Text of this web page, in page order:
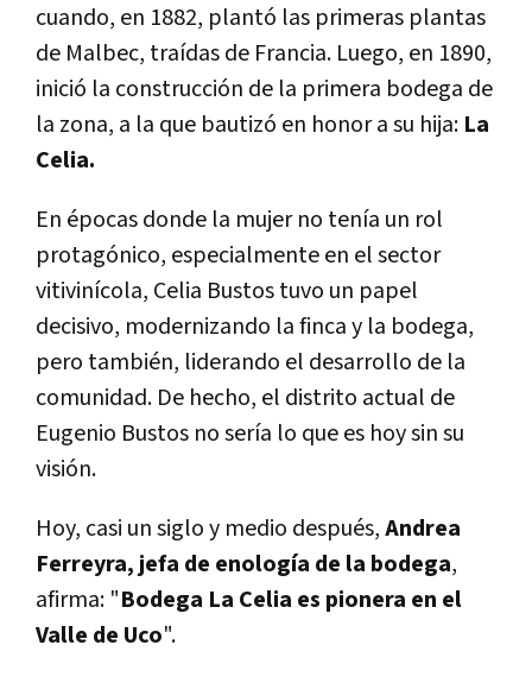
cuando, en 1882, plantó las primeras plantas
de Malbec, traídas de Francia. Luego, en 1890,
inició la construcción de la primera bodega de
la zona, a la que bautizó en honor a su hija: La
Celia.
En épocas donde la mujer no tenía un rol
protagónico, especialmente en el sector
vitivinícola, Celia Bustos tuvo un papel
decisivo, modernizando la finca y la bodega,
pero también, liderando el desarrollo de la
comunidad. De hecho, el distrito actual de
Eugenio Bustos no sería lo que es hoy sin su
visión.
Hoy, casi un siglo y medio después,Andrea
Ferreyra, jefa de enología de la bodega,
afirma: "Bodega La Celia es pionera en el
Valle de Uco".